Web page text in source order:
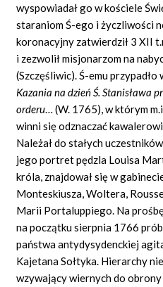
wyspowiadał go w kościele
staraniom Ś-ego i życzliwości
koronacyjny zatwierdził 3 XII
i zezwolił misjonarzom na
(Szczęśliwic). Ś-emu
Kazania na dzieńŚ. Stanisława
orderu… (W. 1765), w którym
winni się odznaczać
Należał do stałych
jego portret pędzla Louisa
króla, znajdował się w
Monteskiusza, Woltera,
Marii Portaluppiego. Na
na początku sierpnia 1766
państwa antydysydenckiej
Kajetana Sołtyka. Hierarchy
wzywający wiernych do